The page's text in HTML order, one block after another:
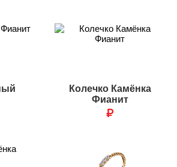
Колечко Камёнка
Фианит
₽